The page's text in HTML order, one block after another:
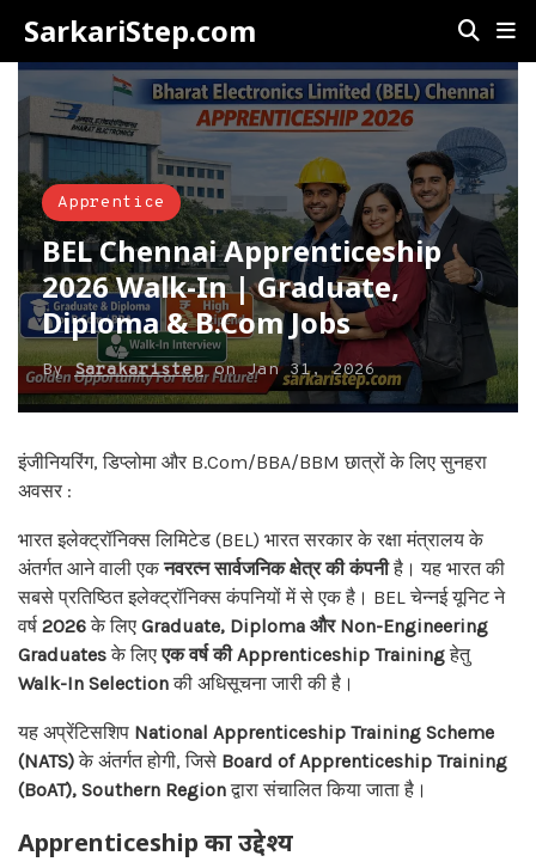
SarkariStep.com
Apprentice
BEL Chennai Apprenticeship
2026 Walk-In | Graduate,
Diploma & B.Com Jobs
BySarakaristeponJan 31, 2026
इंजीनियरिंग, डिप्लोमा और B.Com/BBA/BBM छात्रों के लिए सुनहरा
अवसर :
भारत इलेक्ट्रॉनिक्स लिमिटेड (BEL) भारत सरकार के रक्षा मंत्रालय के
अंतर्गत आने वाली एकनवरत्न सार्वजनिक क्षेत्र की कंपनीहै। यह भारत की
सबसे प्रतिष्ठित इलेक्ट्रॉनिक्स कंपनियों में से एक है। BEL चेन्नई यूनिट ने
वर्ष 2026के लिए Graduate, Diploma और Non-Engineering
Graduatesके लिएएक वर्ष की Apprenticeship Trainingहेतु
Walk-In Selectionकी अधिसूचना जारी की है।
यह अप्रेंटिसशिप National Apprenticeship Training Scheme
(NATS)के अंतर्गत होगी, जिसे Board of Apprenticeship Training
(BoAT), Southern Regionद्वारा संचालित किया जाता है।
Apprenticeship का उद्देश्य